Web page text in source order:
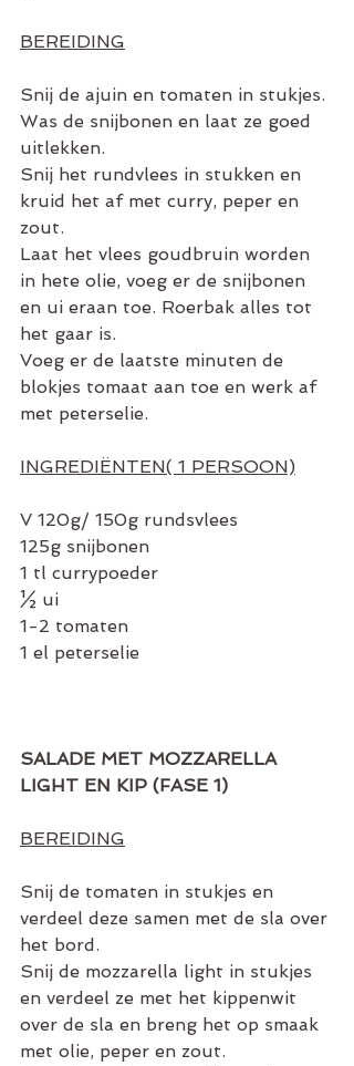
BEREIDING
Snij de ajuin en tomaten in stukjes.
Was de snijbonen en laat ze goed
uitlekken.
Snij het rundvlees in stukken en
kruid het af met curry, peper en
zout.
Laat het vlees goudbruin worden
in hete olie, voeg er de snijbonen
en ui eraan toe. Roerbak alles tot
het gaar is.
Voeg er de laatste minuten de
blokjes tomaat aan toe en werk af
met peterselie.
INGREDIËNTEN( 1 PERSOON)
V 120g/ 150g rundsvlees
125g snijbonen
1 tl currypoeder
½ ui
1-2 tomaten
1 el peterselie
SALADE MET MOZZARELLA
LIGHT EN KIP (FASE 1)
BEREIDING
Snij de tomaten in stukjes en
verdeel deze samen met de sla over
het bord.
Snij de mozzarella light in stukjes
en verdeel ze met het kippenwit
over de sla en breng het op smaak
met olie, peper en zout.